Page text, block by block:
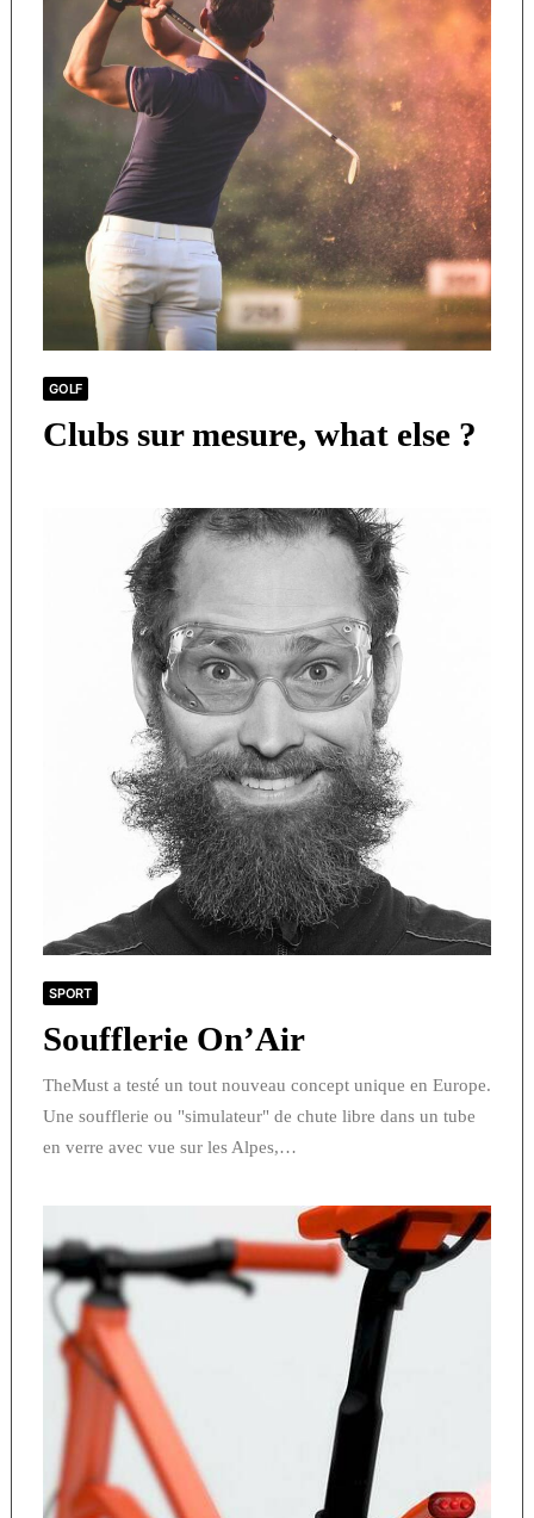
GOLF
Clubs sur mesure, what else ?
SPORT
Soufflerie On’Air
TheMust a testé un tout nouveau concept unique en Europe.
Une soufflerie ou "simulateur" de chute libre dans un tube
en verre avec vue sur les Alpes,…